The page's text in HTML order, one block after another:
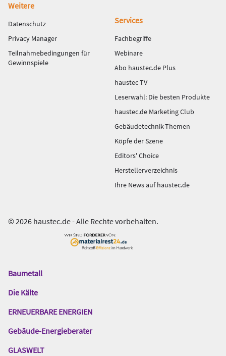
Weitere
Datenschutz
Privacy Manager
Teilnahmebedingungen für
Gewinnspiele
Services
Fachbegriffe
Webinare
Abo haustec.de Plus
haustec TV
Leserwahl: Die besten Produkte
haustec.de Marketing Club
Gebäudetechnik-Themen
Köpfe der Szene
Editors' Choice
Herstellerverzeichnis
Ihre News auf haustec.de
© 2026 haustec.de - Alle Rechte vorbehalten.
Das
Gentner
Baumetall
Die Kälte
ERNEUERBARE ENERGIEN
Gebäude-Energieberater
GLASWELT